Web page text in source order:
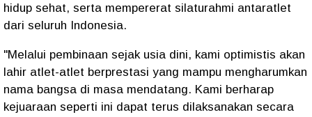
hidup sehat, serta mempererat silaturahmi antaratlet
dari seluruh Indonesia.
"Melalui pembinaan sejak usia dini, kami optimistis akan
lahir atlet-atlet berprestasi yang mampu mengharumkan
nama bangsa di masa mendatang. Kami berharap
kejuaraan seperti ini dapat terus dilaksanakan secara